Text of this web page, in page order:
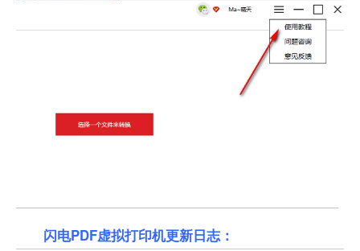
闪电PDF虚拟打印机更新日志：